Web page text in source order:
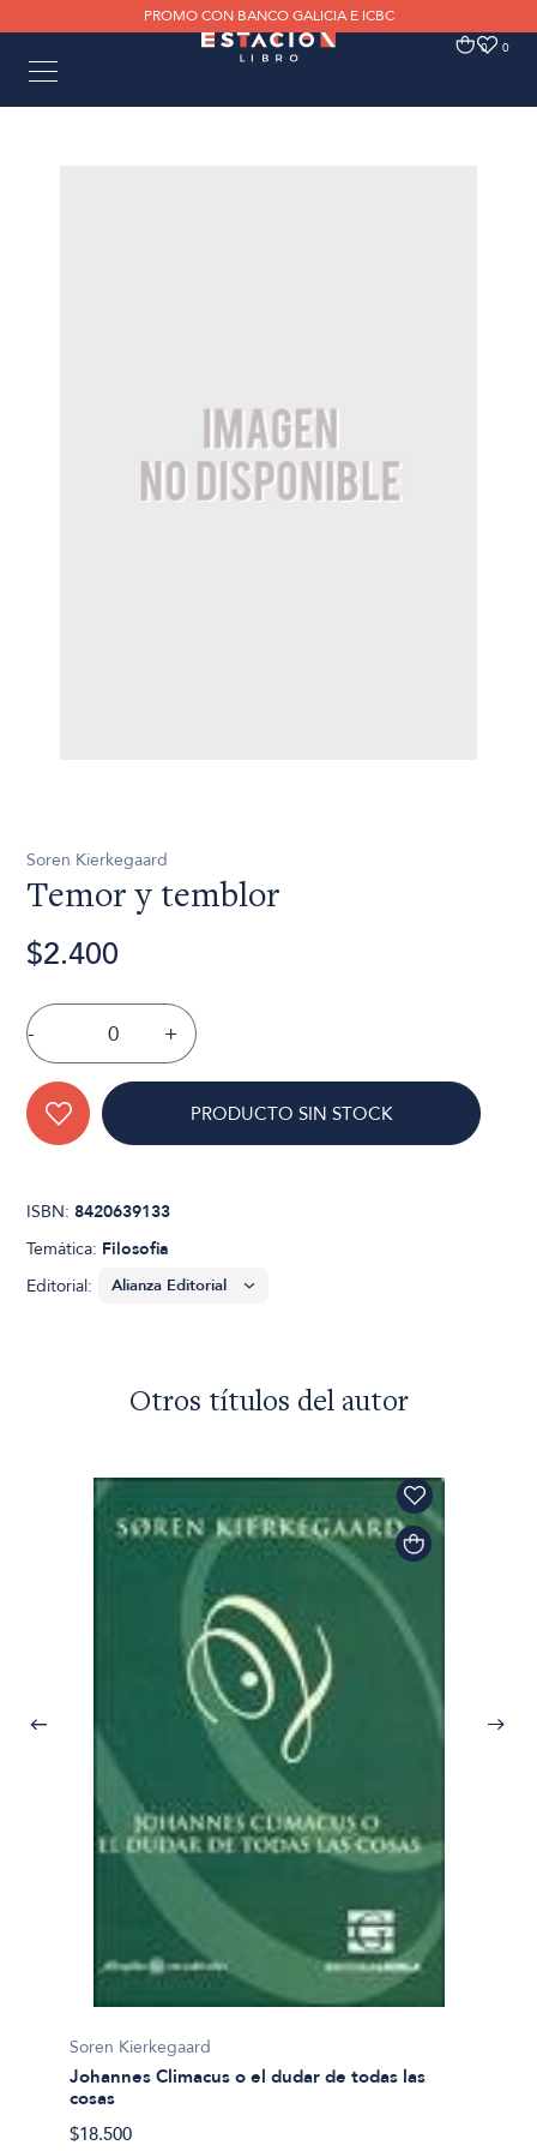
PROMO CON BANCO GALICIA E ICBC
0 0
Soren Kierkegaard
Temor y temblor
$2.400
- +
PRODUCTO SIN STOCK
ISBN:8420639133
Temática: Filosofia
Editorial:
Otros títulos del autor
Soren Kierkegaard
Johannes Climacus o el dudar de todas las
cosas
$18.500